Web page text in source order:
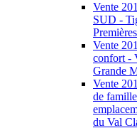
Vente
SUD -
Vente
confort -
Grande
Vente
de
du Val